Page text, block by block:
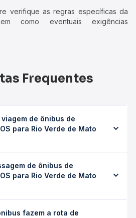
verifique as regras específicas da
como eventuais exigências
Frequentes
de ônibus de
para Rio Verde de Mato
leva em média 10h 52min,
a viação, o tipo de serviço
ou leito) e as condições de
de ônibus de
para Rio Verde de Mato
de Mato Grosso, MS custa em
fazem a rota de